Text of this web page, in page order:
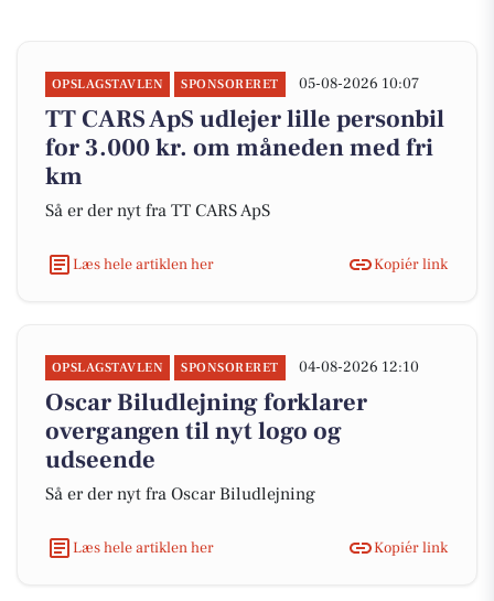
OPSLAGSTAVLEN SPONSORERET 05-08-2026 10:07
TT CARS ApS udlejer lille personbil
for 3.000 kr. om måneden med fri
km
Så er der nyt fra TT CARS ApS
Læs hele artiklen her Kopiér link
OPSLAGSTAVLEN SPONSORERET 04-08-2026 12:10
Oscar Biludlejning forklarer
overgangen til nyt logo og
udseende
Så er der nyt fra Oscar Biludlejning
Læs hele artiklen her Kopiér link